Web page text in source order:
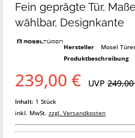
Fein geprägte Tür,
wählbar, Designkante
Hersteller
Mosel
Produktbeschreibung
239,00 € UVP
Inhalt: 1 Stück
inkl. MwSt. zzgl. Versandkosten